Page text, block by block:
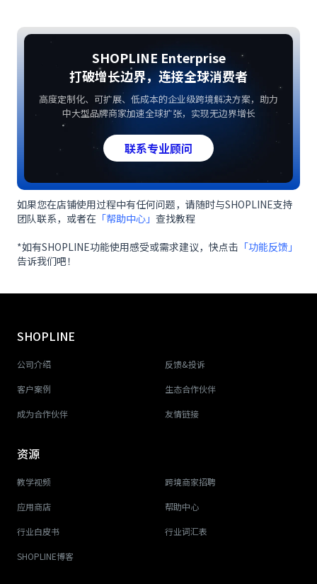
SHOPLINE Enterprise
打破增长边界，连接全球消费者
高度定制化、可扩展、低成本的企业级跨境解决方案，助力
中大型品牌商家加速全球扩张，实现无边界增长
联系专业顾问
如果您在店铺使用过程中有任何问题，请随时与SHOPLINE支持
团队联系，或者在 「帮助中心」 查找教程
*如有SHOPLINE功能使用感受或需求建议，快点击 「功能反馈」
告诉我们吧！
SHOPLINE
公司介绍 反馈&投诉
客户案例 生态合作伙伴
成为合作伙伴 友情链接
资源
教学视频 跨境商家招聘
应用商店 帮助中心
行业白皮书 行业词汇表
SHOPLINE博客